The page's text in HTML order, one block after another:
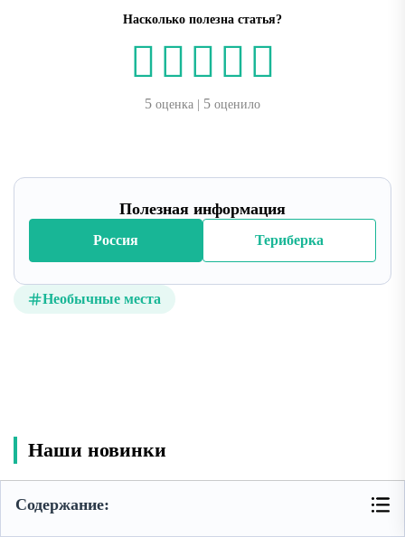
Содержание:
Насколько полезна статья?
5 оценка | 5 оценило
Полезная информация
Россия Териберка
Необычные места
Наши новинки